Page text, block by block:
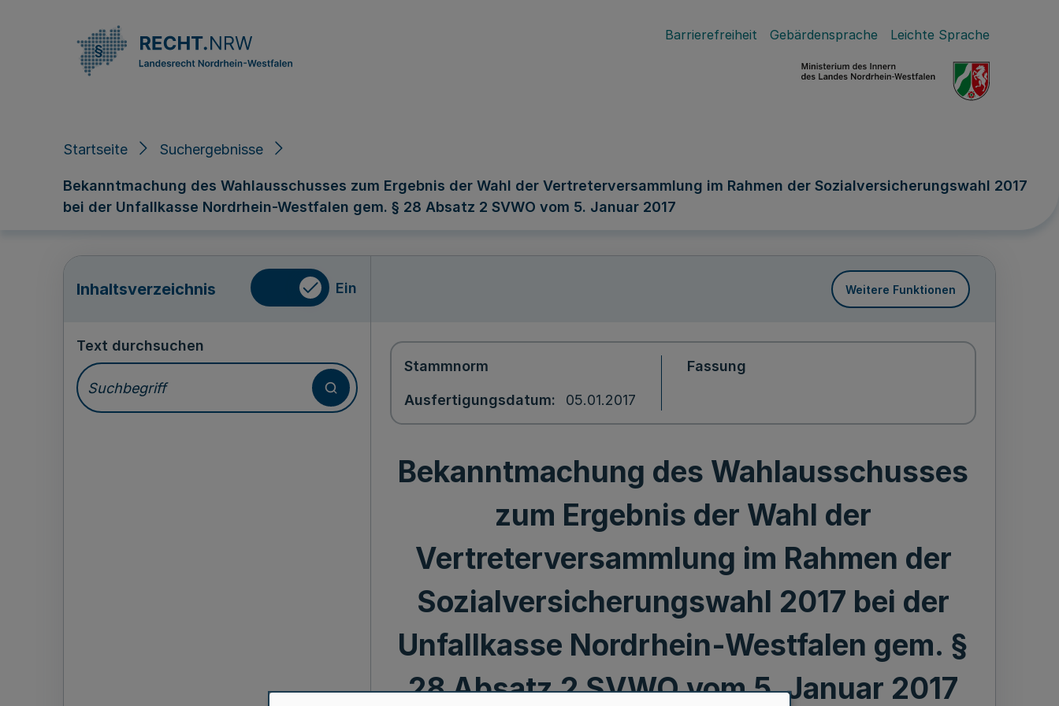
Barrierefreiheit Gebärdensprache Leichte Sprache
Startseite Suchergebnisse
Bekanntmachung des Wahlausschusses zum Ergebnis der Wahl der Vertreterversammlung im Rahmen der Sozialversicherungswahl 2017
bei der Unfallkasse Nordrhein-Westfalen gem. § 28 Absatz 2 SVWO vom 5. Januar 2017
Inhaltsverzeichnis Ein Weitere Funktionen
Text durchsuchen
Stammnorm
Ausfertigungsdatum 05.01.2017
Fassung
Bekanntmachung des Wahlausschusses
zum Ergebnis der Wahl der
Vertreterversammlung im Rahmen der
Sozialversicherungswahl 2017 bei der
Unfallkasse Nordrhein-Westfalen gem. §
28 Absatz 2 SVWO vom 5. Januar 2017